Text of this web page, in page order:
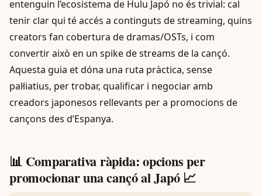
entenguin l’ecosistema de Hulu Japó no és trivial: cal
tenir clar qui té accés a continguts de streaming, quins
creators fan cobertura de dramas/OSTs, i com
convertir això en un spike de streams de la cançó.
Aquesta guia et dóna una ruta pràctica, sense
pal·liatius, per trobar, qualificar i negociar amb
creadors japonesos rellevants per a promocions de
cançons des d’Espanya.
📊 Comparativa ràpida: opcions per
promocionar una cançó al Japó 📈